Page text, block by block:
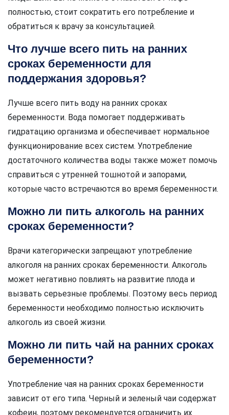
полностью, стоит сократить его потребление и
обратиться к врачу за консультацией.
Что лучше всего пить на ранних
сроках беременности для
поддержания здоровья?
Лучше всего пить воду на ранних сроках
беременности. Вода помогает поддерживать
гидратацию организма и обеспечивает нормальное
функционирование всех систем. Употребление
достаточного количества воды также может помочь
справиться с утренней тошнотой и запорами,
которые часто встречаются во время беременности.
Можно ли пить алкоголь на ранних
сроках беременности?
Врачи категорически запрещают употребление
алкоголя на ранних сроках беременности. Алкоголь
может негативно повлиять на развитие плода и
вызвать серьезные проблемы. Поэтому весь период
беременности необходимо полностью исключить
алкоголь из своей жизни.
Можно ли пить чай на ранних сроках
беременности?
Употребление чая на ранних сроках беременности
зависит от его типа. Черный и зеленый чаи содержат
кофеин, поэтому рекомендуется ограничить их